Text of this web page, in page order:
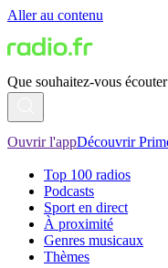
Aller au contenu
Que souhaitez-vous
Ouvrir l'appDécouvrir
Top 100 radios
Podcasts
Sport en direct
À proximité
Genres musicaux
Thèmes